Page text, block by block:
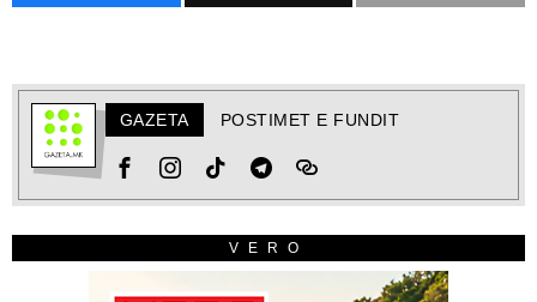
GAZETA POSTIMET E FUNDIT
VERO